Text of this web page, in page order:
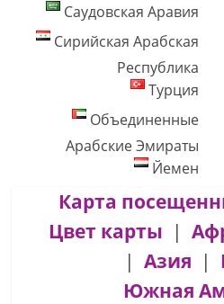
Саудовская Аравия
Сирийская Арабская
Республика
Турция
Объединенные
Арабские Эмираты
Йемен
Карта
Цвет карты |
| Азия |
Южная